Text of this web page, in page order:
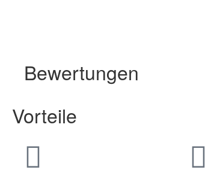
Bewertungen
Vorteile